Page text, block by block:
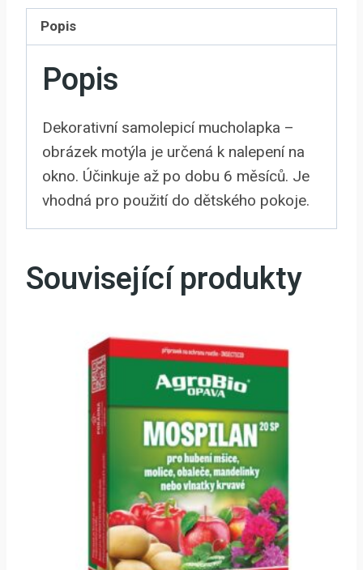
Popis
Popis
Dekorativní samolepicí mucholapka –
obrázek motýla je určená k nalepení na
okno. Účinkuje až po dobu 6 měsíců. Je
vhodná pro použití do dětského pokoje.
Související produkty